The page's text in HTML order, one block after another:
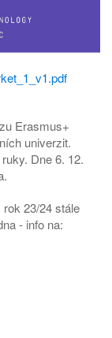
Erasmus+
univerzit.
Dne 6. 12.
23/24 stále
- info na: